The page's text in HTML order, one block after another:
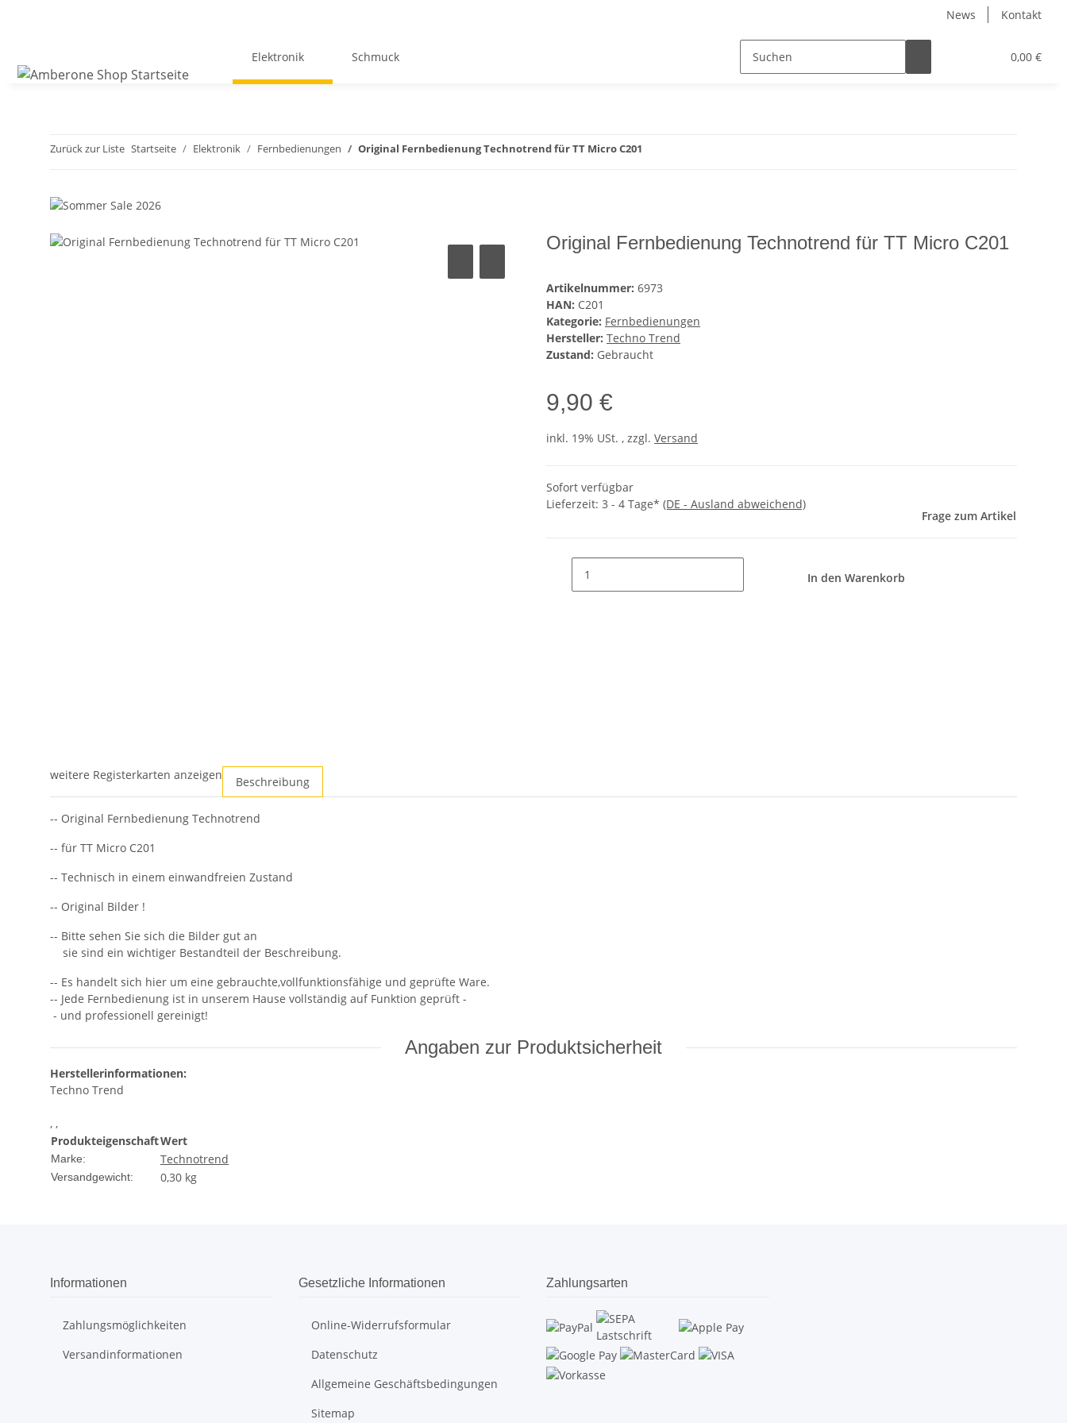
News Kontakt
0,00 €
Elektronik Schmuck
Zurück zur Liste Startseite Elektronik Fernbedienungen Original Fernbedienung Technotrend für TT Micro C201
Original Fernbedienung Technotrend für TT Micro C201
Artikelnummer: 6973
HAN: C201
Kategorie: Fernbedienungen
Hersteller: Techno Trend
Zustand: Gebraucht
9,90 €
inkl. 19% USt. , zzgl. Versand
Sofort verfügbar
Lieferzeit: 3 - 4 Tage* (DE - Ausland abweichend)
Frage zum Artikel
In den Warenkorb
weitere Registerkarten anzeigen Beschreibung
-- Original Fernbedienung Technotrend
-- für TT Micro C201
-- Technisch in einem einwandfreien Zustand
-- Original Bilder !
-- Bitte sehen Sie sich die Bilder gut an
sie sind ein wichtiger Bestandteil der Beschreibung.
-- Es handelt sich hier um eine gebrauchte,vollfunktionsfähige und geprüfte Ware.
-- Jede Fernbedienung ist in unserem Hause vollständig auf Funktion geprüft -
- und professionell gereinigt!
Angaben zur Produktsicherheit
Herstellerinformationen:
Techno Trend
, ,
ProdukteigenschaftWert
Marke: Technotrend
Versandgewicht: 0,30 kg
Informationen
Zahlungsmöglichkeiten
Versandinformationen
Gesetzliche Informationen
Online-Widerrufsformular
Datenschutz
Allgemeine Geschäftsbedingungen
Sitemap
Zahlungsarten